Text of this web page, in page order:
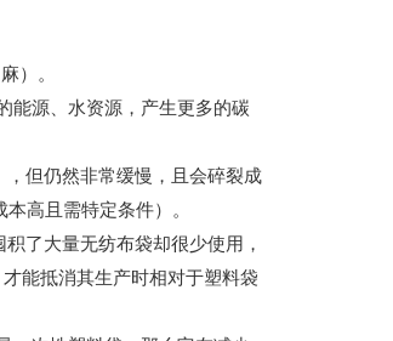
）。
能源、水资源，产生更多的碳
但仍然非常缓慢，且会碎裂成
高且需特定条件）。
了大量无纺布袋却很少使用，
才能抵消其生产时相对于塑料袋